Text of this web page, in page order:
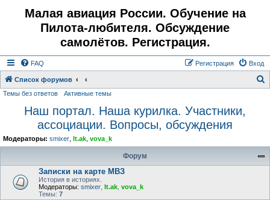
Малая авиация России. Обучение на
Пилота-любителя. Обсуждение
самолётов. Регистрация.
FAQ Вход
Регистрация
Список форумов
Темы без ответов Активные темы
Наш портал. Наша курилка. Участники,
ассоциации. Вопросы, обсуждения
Модераторы: smixer lt.ak vova_k
Форум
Записки на карте МВЗ
История в историях.
Модераторы: smixer lt.ak vova_k
Темы: 7